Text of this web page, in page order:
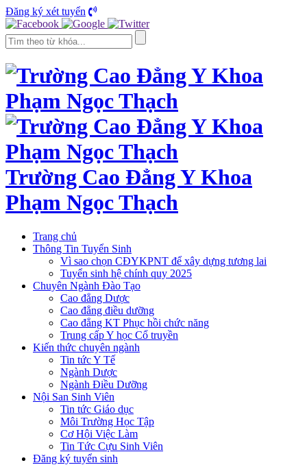
Đăng ký xét tuyển
Trường Cao Đẳng Y Khoa
Phạm Ngọc Thạch
Trang chủ
Thông Tin Tuyển Sinh
Vì sao chọn CĐYKPNT để xây dựng tương lai
Tuyển sinh hệ chính quy 2025
Chuyên Ngành Đào Tạo
Cao đẳng Dược
Cao đẳng điều dưỡng
Cao đẳng KT Phục hồi chức năng
Trung cấp Y học Cổ truyền
Kiến thức chuyên ngành
Tin tức Y Tế
Ngành Dược
Ngành Điều Dưỡng
Nội San Sinh Viên
Tin tức Giáo dục
Môi Trường Học Tập
Cơ Hội Việc Làm
Tin Tức Cựu Sinh Viên
Đăng ký tuyển sinh